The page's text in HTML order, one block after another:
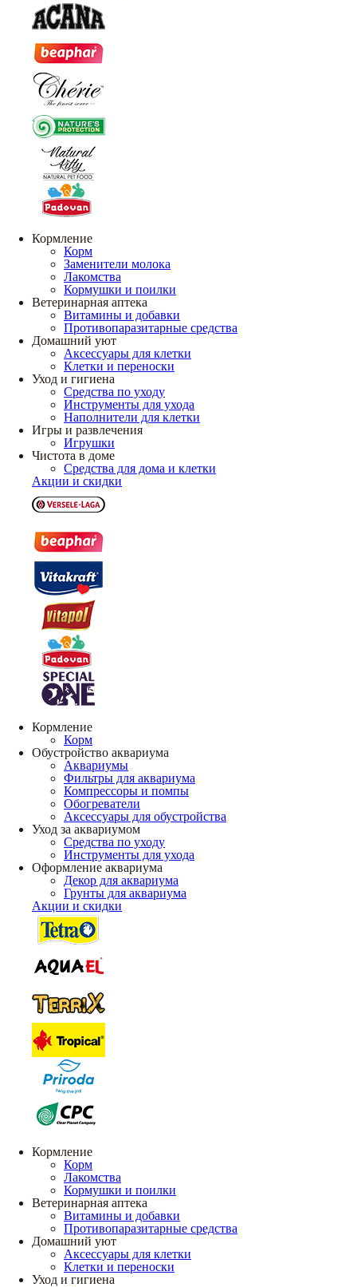
Кормление
Корм
Заменители молока
Лакомства
Кормушки и поилки
Ветеринарная аптека
Витамины и добавки
Противопаразитарные средства
Домашний уют
Аксессуары для клетки
Клетки и переноски
Уход и гигиена
Средства по уходу
Инструменты для ухода
Наполнители для клетки
Игры и развлечения
Игрушки
Чистота в доме
Средства для дома и клетки
Акции и скидки
Кормление
Корм
Обустройство аквариума
Аквариумы
Фильтры для аквариума
Компрессоры и помпы
Обогреватели
Аксессуары для обустройства
Уход за аквариумом
Средства по уходу
Инструменты для ухода
Оформление аквариума
Декор для аквариума
Грунты для аквариума
Акции и скидки
Кормление
Корм
Лакомства
Кормушки и поилки
Ветеринарная аптека
Витамины и добавки
Противопаразитарные средства
Домашний уют
Аксессуары для клетки
Клетки и переноски
Уход и гигиена